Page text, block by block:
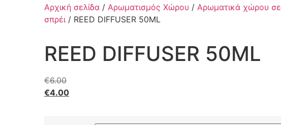
Αρχική σελίδα / Αρωματισμός Χώρου / Αρωματικά χώρου σε
σπρέι / REED DIFFUSER 50ML
REED DIFFUSER 50ML
€6.00
€4.00